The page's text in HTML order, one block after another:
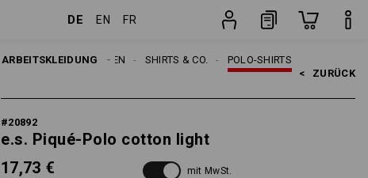
DE EN FR
ARBEITSKLEIDUNG POLO-SHIRTS
SHIRTS & CO.
HERREN
< ZURÜCK
#20892
e.s. Piqué-Polo cotton light
17,73 €
mit MwSt.